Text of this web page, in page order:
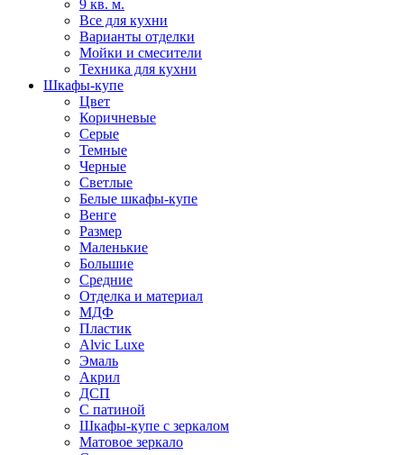
9 кв. м.
Все для кухни
Варианты отделки
Мойки и смесители
Техника для кухни
Шкафы-купе
Цвет
Коричневые
Серые
Темные
Черные
Светлые
Белые шкафы-купе
Венге
Размер
Маленькие
Большие
Средние
Отделка и материал
МДФ
Пластик
Alvic Luxe
Эмаль
Акрил
ДСП
С патиной
Шкафы-купе с зеркалом
Матовое зеркало